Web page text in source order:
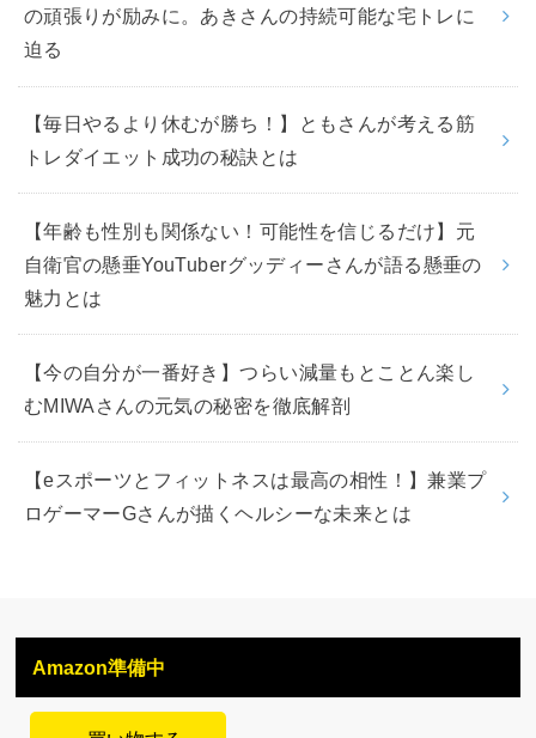
の頑張りが励みに。あきさんの持続可能な宅トレに
迫る
【毎日やるより休むが勝ち！】ともさんが考える筋
トレダイエット成功の秘訣とは
【年齢も性別も関係ない！可能性を信じるだけ】元
自衛官の懸垂YouTuberグッディーさんが語る懸垂の
魅力とは
【今の自分が一番好き】つらい減量もとことん楽し
むMIWAさんの元気の秘密を徹底解剖
【eスポーツとフィットネスは最高の相性！】兼業プ
ロゲーマーGさんが描くヘルシーな未来とは
Amazon準備中